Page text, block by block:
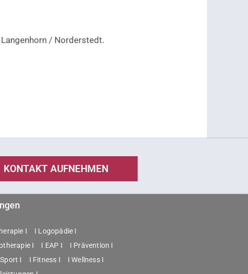
/ Norderstedt.
KONTAKT AUFNEHMEN
I
I Logopädie I
I
I EAP I
I Prävention I
I
I Fitness I
I Wellness I